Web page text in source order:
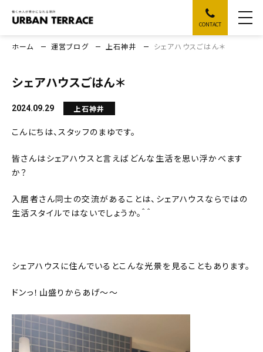
CONTACT
ホーム 運営ブログ 上石神井 シェアハウスごはん＊
シェアハウスごはん＊
2024.09.29 上石神井
こんにちは、スタッフのまゆです。
皆さんはシェアハウスと言えばどんな生活を思い浮かべます
か？
入居者さん同士の交流があることは、シェアハウスならではの
生活スタイルではないでしょうか。＾＾
シェアハウスに住んでいるとこんな光景を見ることもあります。
ドンっ！山盛りからあげ～～